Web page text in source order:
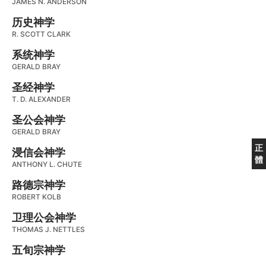
历史神学
R. SCOTT CLARK
系统神学
GERALD BRAY
圣经神学
T. D. ALEXANDER
圣公会神学
GERALD BRAY
浸信会神学
ANTHONY L. CHUTE
路德宗神学
ROBERT KOLB
卫理公会神学
THOMAS J. NETTLES
五旬宗神学
正
體